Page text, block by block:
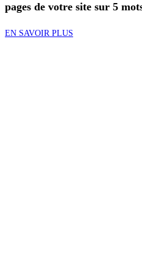
pages de votre site sur 5
EN SAVOIR PLUS